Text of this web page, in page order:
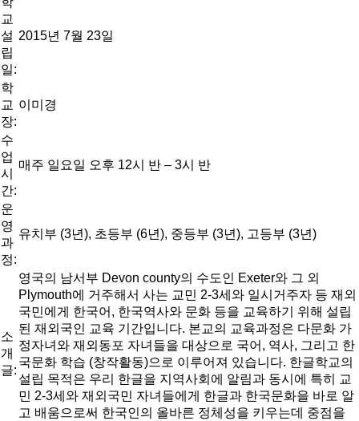
교
설
립
일:
2015년 7월 23일
학
교
장:
이미경
수
업
시
간:
매주 일요일 오후 12시 반 – 3시 반
운
영
과
정:
유치부 (3년), 초등부 (6년), 중등부 (3년), 고등부 (3년)
소
개
글:
영국의 남서부 Devon county의 수도인 Exeter와 그 외
Plymouth에 거주해서 사는 교민 2-3세와 일시거주자 등 재외
국민에게 한국어, 한국역사와 문화 등을 교육하기 위해 설립
된 재외국인 교육 기간입니다. 본교의 교육과정은 다문화 가
정자녀와 재외동포 자녀들을 대상으로 국어, 역사, 그리고 한
국문화 학습 (창작활동)으로 이루어져 있습니다. 한글학교의
설립 목적은 우리 한글을 지역사회에 알림과 동시에 특히 교
민 2-3세와 재외국민 자녀들에게 한글과 한국문화을 바로 알
고 배움으로써 한국인의 올바른 정체성을 키우는데 중점을